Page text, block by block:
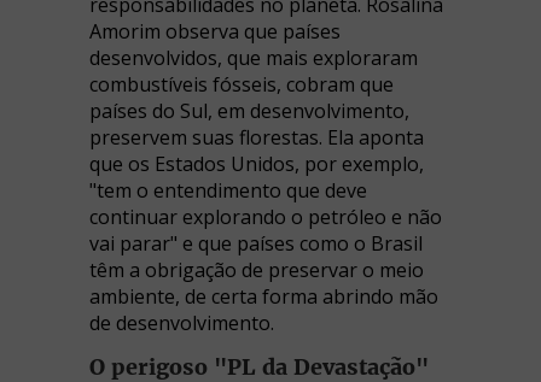
Amorim observa que países
desenvolvidos, que mais exploraram
combustíveis fósseis, cobram que
países do Sul, em desenvolvimento,
preservem suas florestas. Ela aponta
que os Estados Unidos, por exemplo,
"tem o entendimento que deve
continuar explorando o petróleo e não
vai parar" e que países como o Brasil
têm a obrigação de preservar o meio
ambiente, de certa forma abrindo mão
de desenvolvimento.
O perigoso "PL da Devastação"